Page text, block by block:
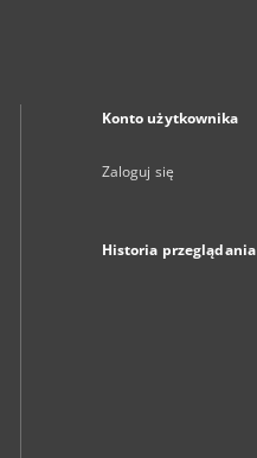
Konto użytkownika
Zaloguj się
Historia przeglądania